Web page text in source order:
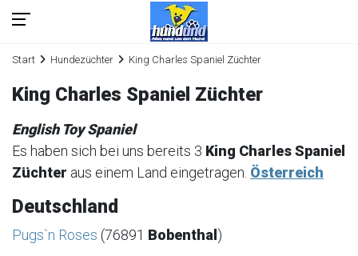
Start Hundezüchter King Charles Spaniel Züchter
King Charles Spaniel Züchter
English Toy Spaniel
Es haben sich bei uns bereits 3 King Charles Spaniel
Züchter aus einem Land eingetragen. Österreich
Deutschland
Pugs`n Roses (76891 Bobenthal )